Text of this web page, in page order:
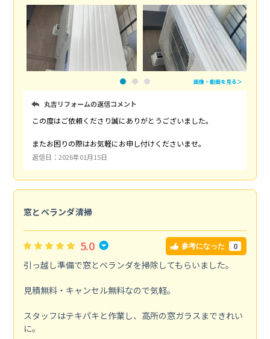
画像・動画を見る＞
丸吉リフォームの返信コメント
この度はご依頼くださり誠にありがとうございました。
またお困りの際はお気軽にお申し付けくださいませ。
返信日：2026年01月15日
窓とベランダ清掃
5.0 参考になった 0
引っ越し準備で窓とベランダを掃除してもらいました。
見積無料・キャンセル無料なので気軽。
スタッフはテキパキと作業し、高所の窓ガラスまできれい
に。